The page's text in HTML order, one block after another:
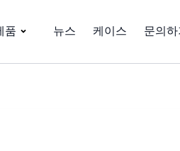
품 뉴스 케이스 문의하